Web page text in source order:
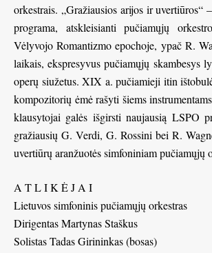
orkestrais. „Gražiausios arijos ir uvertiūros“
programa, atskleisianti pučiamųjų
Vėlyvojo Romantizmo epochoje, ypač R.
laikais, ekspresyvus pučiamųjų skambesys
operų siužetus. XIX a. pučiamieji itin
kompozitorių ėmė rašyti šiems
klausytojai galės išgirsti naujausią LSPO
gražiausių G. Verdi, G. Rossini bei R.
uvertiūrų aranžuotės simfoniniam pučiamųjų
A T L I K Ė J A I
Lietuvos simfoninis pučiamųjų orkestras
Dirigentas Martynas Staškus
Solistas Tadas Girininkas (bosas)